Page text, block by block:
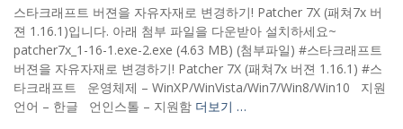
스타크래프트 버젼을 자유자재로 변경하기! Patcher 7X (패쳐7x 버
젼 1.16.1)입니다. 아래 첨부 파일을 다운받아 설치하세요~
patcher7x_1-16-1.exe-2.exe (4.63 MB) (첨부파일) #스타크래프트
버젼을 자유자재로 변경하기! Patcher 7X (패쳐7x 버젼 1.16.1) #스
타크래프트 운영체제 – WinXP/WinVista/Win7/Win8/Win10 지원
언어 – 한글 언인스톨 – 지원함 더보기 …